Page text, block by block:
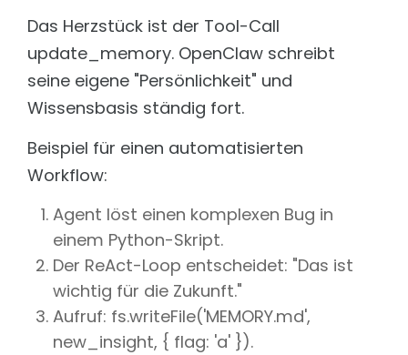
Das Herzstück ist der Tool-Call
update_memory. OpenClaw schreibt
seine eigene "Persönlichkeit" und
Wissensbasis ständig fort.
Beispiel für einen automatisierten
Workflow:
Agent löst einen komplexen Bug in
einem Python-Skript.
Der ReAct-Loop entscheidet: "Das ist
wichtig für die Zukunft."
Aufruf: fs.writeFile('MEMORY.md',
new_insight, { flag: 'a' }).